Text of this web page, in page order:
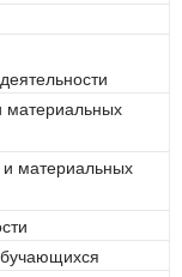
материальных